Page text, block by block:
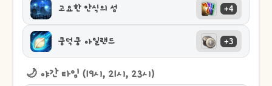
고요한 안식의 섬 +4
쿵덕쿵 아일랜드 +3
🌙 야간 타임 (19시, 21시, 23시)